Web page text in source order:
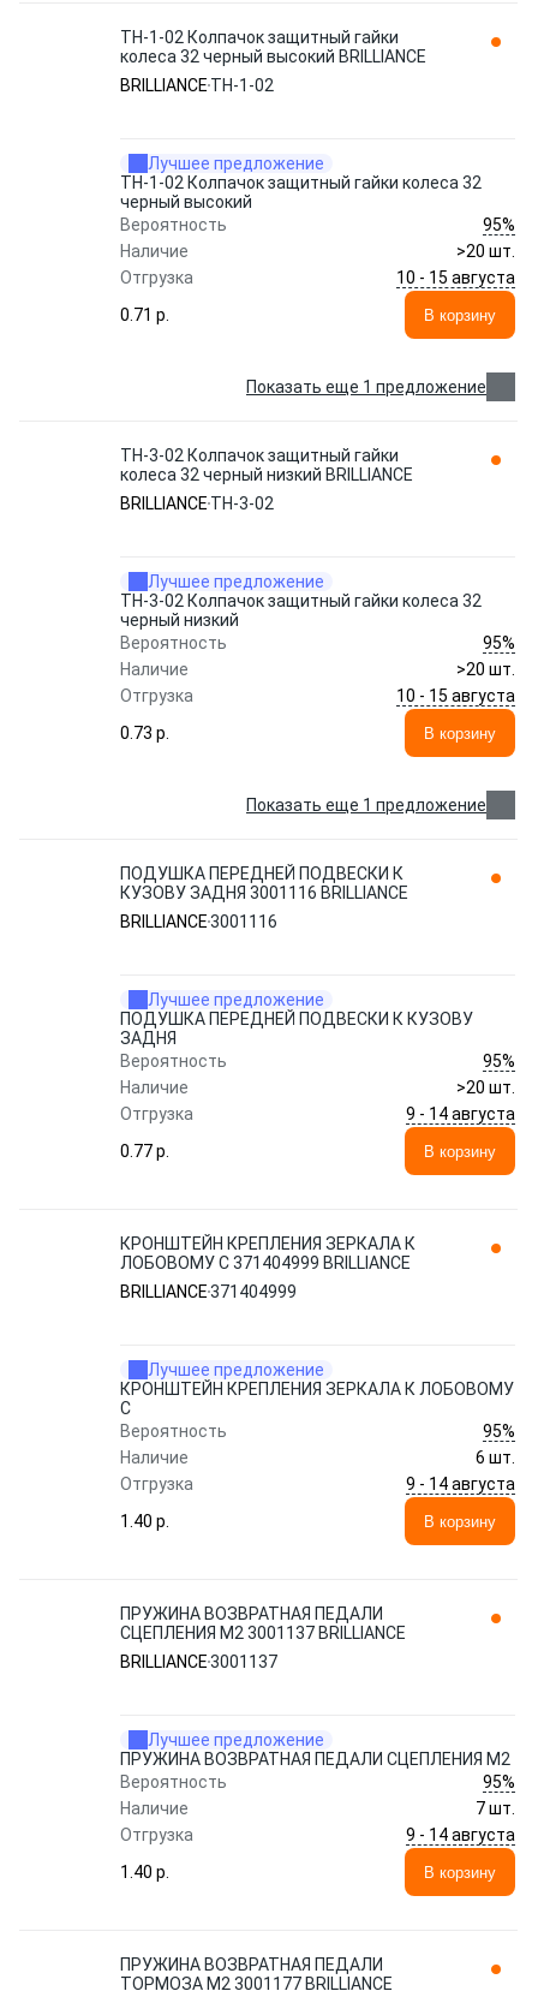
ТН-1-02 Колпачок защитный гайки
колеса 32 черный высокий BRILLIANCE
BRILLIANCE ТН-1-02
Лучшее предложение
ТН-1-02 Колпачок защитный гайки колеса 32
черный высокий
Вероятность
95%
Наличие
>20 шт.
Отгрузка
10 - 15 августа
0.71 p.
В корзину
Показать еще 1 предложение
ТН-3-02 Колпачок защитный гайки
колеса 32 черный низкий BRILLIANCE
BRILLIANCE ТН-3-02
Лучшее предложение
ТН-3-02 Колпачок защитный гайки колеса 32
черный низкий
Вероятность
95%
Наличие
>20 шт.
Отгрузка
10 - 15 августа
0.73 p.
В корзину
Показать еще 1 предложение
ПОДУШКА ПЕРЕДНЕЙ ПОДВЕСКИ К
КУЗОВУ ЗАДНЯ 3001116 BRILLIANCE
BRILLIANCE3001116
Лучшее предложение
ПОДУШКА ПЕРЕДНЕЙ ПОДВЕСКИ К КУЗОВУ
ЗАДНЯ
Вероятность
95%
Наличие
>20 шт.
Отгрузка
9 - 14 августа
0.77 p.
В корзину
КРОНШТЕЙН КРЕПЛЕНИЯ ЗЕРКАЛА К
ЛОБОВОМУ С 371404999 BRILLIANCE
BRILLIANCE371404999
Лучшее предложение
КРОНШТЕЙН КРЕПЛЕНИЯ ЗЕРКАЛА К ЛОБОВОМУ
С
Вероятность
95%
Наличие
6 шт.
Отгрузка
9 - 14 августа
1.40 p.
В корзину
ПРУЖИНА ВОЗВРАТНАЯ ПЕДАЛИ
СЦЕПЛЕНИЯ M2 3001137 BRILLIANCE
BRILLIANCE3001137
Лучшее предложение
ПРУЖИНА ВОЗВРАТНАЯ ПЕДАЛИ СЦЕПЛЕНИЯ M2
Вероятность
95%
Наличие
7 шт.
Отгрузка
9 - 14 августа
1.40 p.
В корзину
ПРУЖИНА ВОЗВРАТНАЯ ПЕДАЛИ
ТОРМОЗА M2 3001177 BRILLIANCE